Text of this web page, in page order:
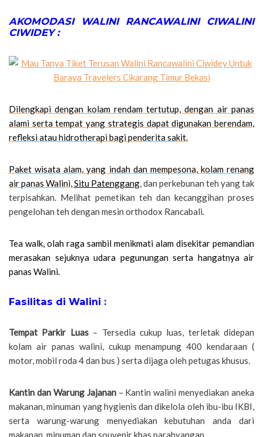
AKOMODASI WALINI RANCAWALINI CIWALINI
CIWIDEY :
Dilengkapi dengan kolam rendam tertutup, dengan air panas
alami serta tempat yang strategis dapat digunakan berendam,
refleksi atau hidrotherapi bagi penderita sakit.
Paket wisata alam, yang indah dan mempesona, kolam renang
air panas Walini,Situ Patenggang, dan perkebunan teh yang tak
terpisahkan. Melihat pemetikan teh dan kecanggihan proses
pengelohan teh dengan mesin orthodox Rancabali.
Tea walk, olah raga sambil menikmati alam disekitar pemandian
merasakan sejuknya udara pegunungan serta hangatnya air
panas Walini.
Fasilitas di Walini :
Tempat Parkir Luas– Tersedia cukup luas, terletak didepan
kolam air panas walini, cukup menampung 400 kendaraan (
motor, mobil roda 4 dan bus ) serta dijaga oleh petugas khusus.
Kantin dan Warung Jajanan– Kantin walini menyediakan aneka
makanan, minuman yang hygienis dan dikelola oleh ibu-ibu IKBI,
serta warung-warung menyediakan kebutuhan anda dari
makanan, minuman dan souvenir khas parahyangan.